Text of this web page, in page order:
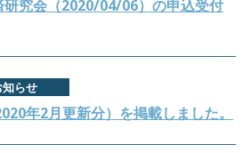
究会（2020/04/06）の申込受付
知らせ
年2月更新分）を掲載しました。